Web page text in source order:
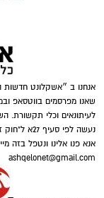
אנחנו ב ״אשקלונט חדשות
שאנו מפרסמים בווטסאפ
לעיתונאים וכלי תקשורת.
נעשה לפי
אנא פנו אלינו ונטפל בזה
ashqelonet@gmail.com